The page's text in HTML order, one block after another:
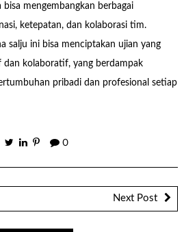
bisa mengembangkan berbagai
ketepatan, dan kolaborasi tim.
salju ini bisa menciptakan ujian yang
kolaboratif, yang berdampak
pribadi dan profesional setiap
0
Next Post